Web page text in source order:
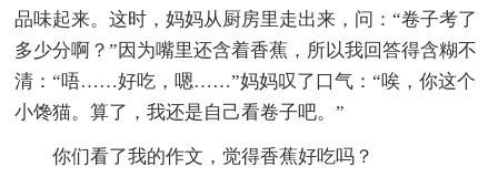
品味起来。这时，妈妈从厨房里走出来，问：“卷子考了
多少分啊？”因为嘴里还含着香蕉，所以我回答得含糊不
清：“唔……好吃，嗯……”妈妈叹了口气：“唉，你这个
小馋猫。算了，我还是自己看卷子吧。”
你们看了我的作文，觉得香蕉好吃吗？